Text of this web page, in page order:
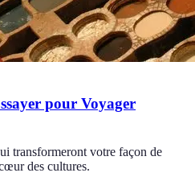
pour Voyager
transformeront votre façon de
des cultures.